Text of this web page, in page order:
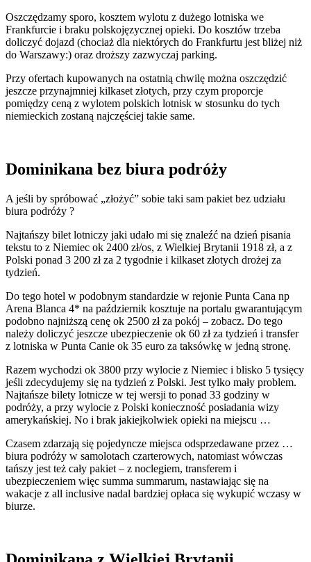
Oszczędzamy sporo, kosztem wylotu z dużego lotniska we
Frankfurcie i braku polskojęzycznej opieki. Do kosztów trzeba
doliczyć dojazd (chociaż dla niektórych do Frankfurtu jest bliżej niż
do Warszawy:) oraz droższy zazwyczaj parking.
Przy ofertach kupowanych na ostatnią chwilę można oszczędzić
jeszcze przynajmniej kilkaset złotych, przy czym proporcje
pomiędzy ceną z wylotem polskich lotnisk w stosunku do tych
niemieckich zostaną najczęściej takie same.
Dominikana bez biura podróży
A jeśli by spróbować „złożyć” sobie taki sam pakiet bez udziału
biura podróży ?
Najtańszy bilet lotniczy jaki udało mi się znaleźć na dzień pisania
tekstu to z Niemiec ok 2400 zł/os, z Wielkiej Brytanii 1918 zł, a z
Polski ponad 3 200 zł za 2 tygodnie i kilkaset złotych drożej za
tydzień.
Do tego hotel w podobnym standardzie w rejonie Punta Cana np
Arena Blanca 4* na październik kosztuje na portalu gwarantującym
podobno najniższą cenę ok 2500 zł za pokój – zobacz. Do tego
należy doliczyć jeszcze ubezpieczenie ok 60 zł za tydzień i transfer
z lotniska w Punta Canie ok 35 euro za taksówkę w jedną stronę.
Razem wychodzi ok 3800 przy wylocie z Niemiec i blisko 5 tysięcy
jeśli zdecydujemy się na tydzień z Polski. Jest tylko mały problem.
Najtańsze bilety lotnicze w tej wersji to ponad 33 godziny w
podróży, a przy wylocie z Polski konieczność posiadania wizy
amerykańskiej. No i brak jakiejkolwiek opieki na miejscu …
Czasem zdarzają się pojedyncze miejsca odsprzedawane przez …
biura podróży w samolotach czarterowych, natomiast wówczas
tańszy jest też cały pakiet – z noclegiem, transferem i
ubezpieczeniem więc summa summarum, nastawiając się na
wakacje z all inclusive nadal bardziej opłaca się wykupić wczasy w
biurze.